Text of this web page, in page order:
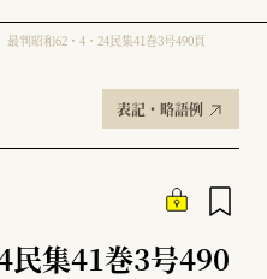
最判昭和62・4・24民集41巻3号490頁
表記・略語例
民集41巻3号490